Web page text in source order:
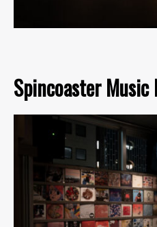
Spincoaster Music